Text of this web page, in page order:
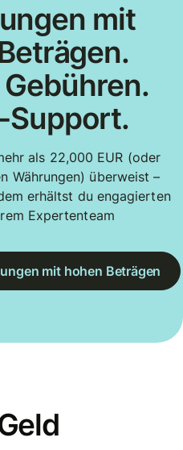
mit
Support.
als 22,000 EUR (oder
Währungen) überweist –
erhältst du engagierten
Expertenteam
mit hohen Beträgen